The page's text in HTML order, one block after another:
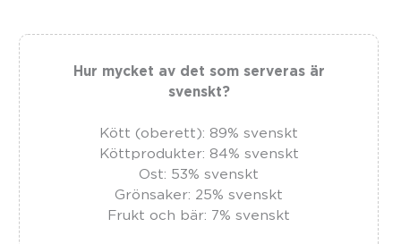
Hur mycket av det som serveras är
svenskt?
Kött (oberett): 89% svenskt
Köttprodukter: 84% svenskt
Ost: 53% svenskt
Grönsaker: 25% svenskt
Frukt och bär: 7% svenskt